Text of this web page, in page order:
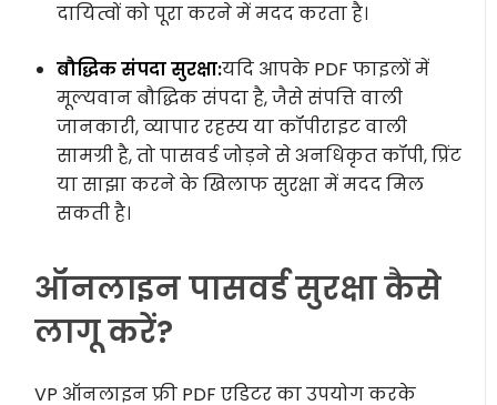
दायित्वों को पूरा करने में मदद करता है।
बौद्धिक संपदा सुरक्षा:यदि आपके PDF फाइलों में
मूल्यवान बौद्धिक संपदा है, जैसे संपत्ति वाली
जानकारी, व्यापार रहस्य या कॉपीराइट वाली
सामग्री है, तो पासवर्ड जोड़ने से अनधिकृत कॉपी, प्रिंट
या साझा करने के खिलाफ सुरक्षा में मदद मिल
सकती है।
ऑनलाइन पासवर्ड सुरक्षा कैसे
लागू करें?
VP ऑनलाइन फ्री PDF एडिटर का उपयोग करके